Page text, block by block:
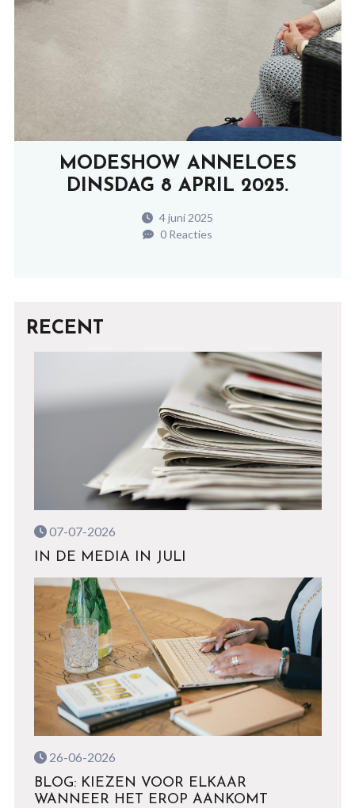
MODESHOW ANNELOES
DINSDAG 8 APRIL 2025.
4 juni 2025
0 Reacties
RECENT
07-07-2026
IN DE MEDIA IN JULI
26-06-2026
BLOG: KIEZEN VOOR ELKAAR
WANNEER HET EROP AANKOMT